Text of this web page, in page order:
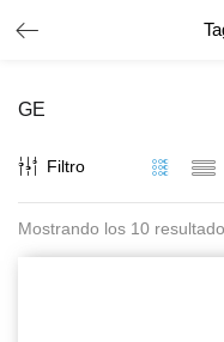
INICIO DE SESIÓN
Introduzca su nombre de
Recordar Datos
GE
Filtro
Mostrando los 10